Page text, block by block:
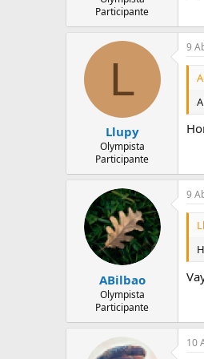
Participante
L
Llupy
Olympista
Participante
9
ABilbao
Olympista
Participante
9
10